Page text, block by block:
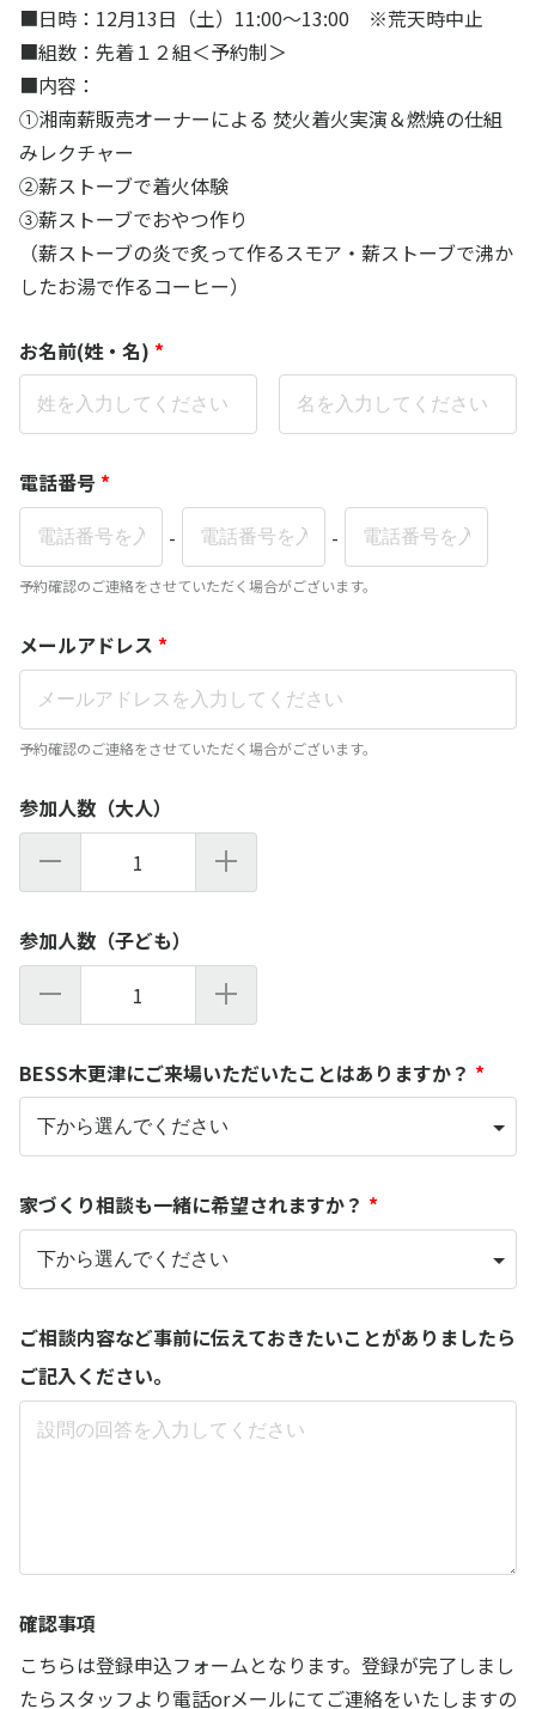
■日時：12月13日（土）11:00～13:00 ※荒天時中止
■組数：先着１２組＜予約制＞
■内容：
①湘南薪販売オーナーによる 焚火着火実演＆燃焼の仕組
みレクチャー
②薪ストーブで着火体験
③薪ストーブでおやつ作り
（薪ストーブの炎で炙って作るスモア・薪ストーブで沸か
したお湯で作るコーヒー）
お名前(姓・名) *
電話番号 *
-
-
予約確認のご連絡をさせていただく場合がございます。
メールアドレス *
予約確認のご連絡をさせていただく場合がございます。
参加人数（大人）
1
参加人数（子ども）
1
BESS木更津にご来場いただいたことはありますか？ *
家づくり相談も一緒に希望されますか？ *
ご相談内容など事前に伝えておきたいことがありましたら
ご記入ください。
確認事項
こちらは登録申込フォームとなります。登録が完了しまし
たらスタッフより電話orメールにてご連絡をいたしますの